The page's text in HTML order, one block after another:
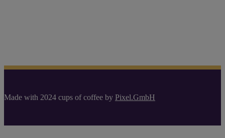
Made with 2024 cups of coffee by Pixel.GmbH